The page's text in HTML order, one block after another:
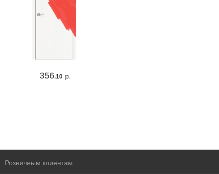
356.10 р.
Розничным клиентам